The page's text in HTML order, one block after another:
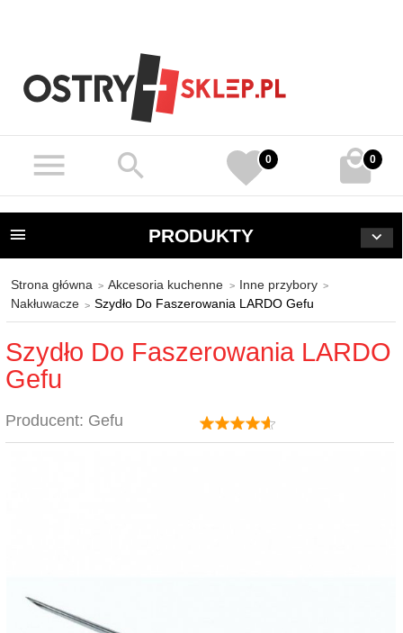
0
PRODUKTY
Strona główna Akcesoria kuchenne
Inne przybory
Nakłuwacze
Szydło Do Faszerowania LARDO Gefu
Szydło Do Faszerowania LARDO
Gefu
Producent: Gefu